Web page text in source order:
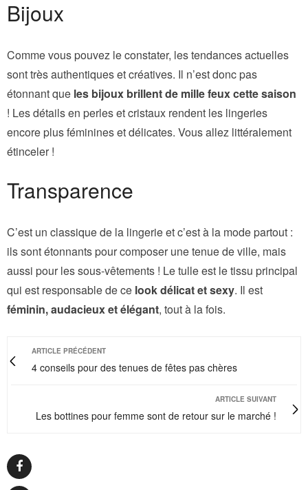
Bijoux
Comme vous pouvez le constater, les tendances actuelles
sont très authentiques et créatives. Il n’est donc pas
étonnant que les bijoux brillent de mille feux cette saison
! Les détails en perles et cristaux rendent les lingeries
encore plus féminines et délicates. Vous allez littéralement
étinceler !
Transparence
C’est un classique de la lingerie et c’est à la mode partout :
ils sont étonnants pour composer une tenue de ville, mais
aussi pour les sous-vêtements ! Le tulle est le tissu principal
qui est responsable de ce look délicat et sexy. Il est
féminin, audacieux et élégant, tout à la fois.
ARTICLE PRÉCÉDENT
4 conseils pour des tenues de fêtes pas chères
ARTICLE SUIVANT
Les bottines pour femme sont de retour sur le marché !